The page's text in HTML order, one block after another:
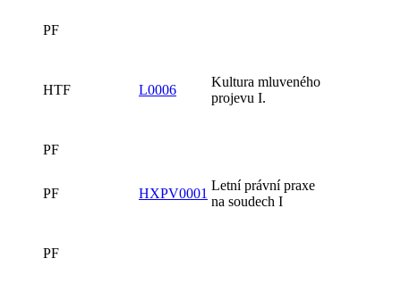
PF
HTF L0006
Kultura mluveného
projevu I.
PF
PF HXPV0001
Letní právní praxe
na soudech I
PF